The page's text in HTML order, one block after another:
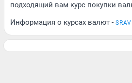
подходящий вам курс покупки
Информация о курсах валют -